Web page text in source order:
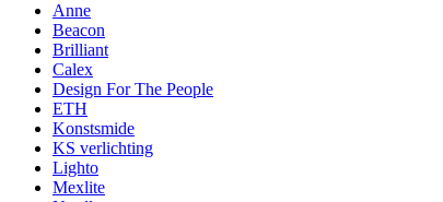
Anne
Beacon
Brilliant
Calex
Design For The People
ETH
Konstsmide
KS verlichting
Lighto
Mexlite